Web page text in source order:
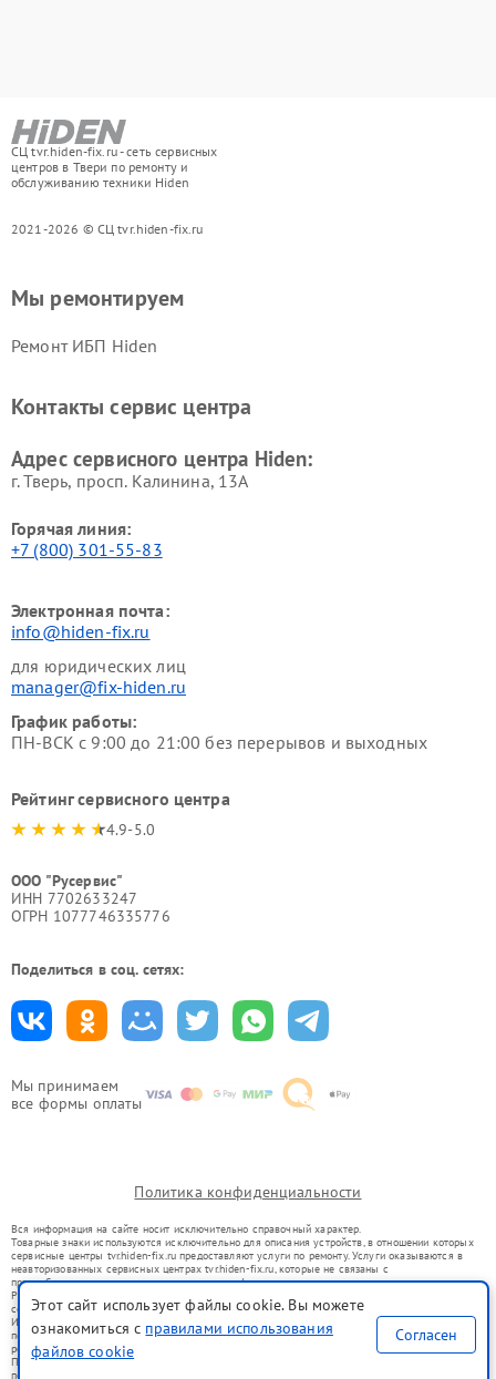
СЦ tvr.hiden-fix.ru - сеть сервисных
центров в Твери по ремонту и
обслуживанию техники Hiden
2021-2026 © СЦ tvr.hiden-fix.ru
Мы принимаем
все формы оплаты
Мы ремонтируем
Ремонт ИБП Hiden
Контакты сервис центра
Адрес сервисного центра Hiden:
г. Тверь, просп. Калинина, 13А
Горячая линия:
+7 (800) 301-55-83
Электронная почта:
info@hiden-fix.ru
для юридических лиц
manager@fix-hiden.ru
График работы:
ПН-ВСК с 9:00 до 21:00 без перерывов и выходных
Рейтинг сервисного центра
4.9-5.0
ООО "Русервис"
ИНН 7702633247
ОГРН 1077746335776
Поделиться в соц. сетях:
Политика конфиденциальности
Вся информация на сайте носит исключительно справочный характер.
Товарные знаки используются исключительно для описания устройств, в отношении которых
сервисные центры tvr.hiden-fix.ru предоставляют услуги по ремонту. Услуги оказываются в
неавторизованных сервисных центрах tvr.hiden-fix.ru, которые не связаны с
правообладателями товарных знаков или их официальными представителями.
Ремонт осуществляется для устройств, уже введенных в гражданский оборот в соответствии
со статьей 1487 ГК РФ.
Использование товарных знаков не преследует цели индивидуализации услуг или введения
потребителей в заблуждение, а служит для информирования о предоставляемых услугах по
ремонту техники указанных брендов.
Представленная на сайте информация не является публичной офертой, определяемой
положениями Статьи 437(2) Гражданского кодекса РФ
Этот сайт использует файлы cookie. Вы можете
ознакомиться с правилами использования
файлов cookie
Согласен